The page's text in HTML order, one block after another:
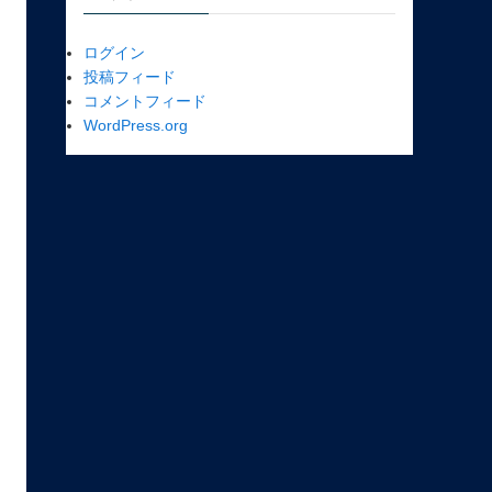
ログイン
投稿フィード
コメントフィード
WordPress.org